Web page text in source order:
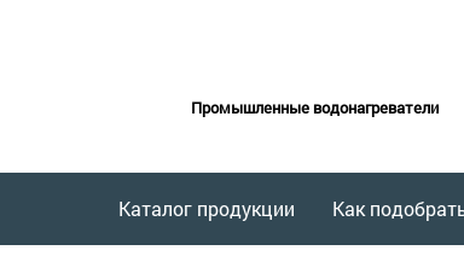
Промышленные водонагреватели
Каталог продукции Как